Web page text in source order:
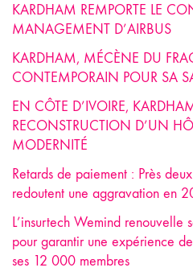
KARDHAM REMPORTE LE
MANAGEMENT D’AIRBUS
KARDHAM, MÉCÈNE DU
CONTEMPORAIN POUR SA
EN CÔTE D’IVOIRE,
RECONSTRUCTION D’UN
MODERNITÉ
Retards de paiement : Près
redoutent une aggravation en
L’insurtech Wemind
pour garantir une expérience
ses 12 000 membres